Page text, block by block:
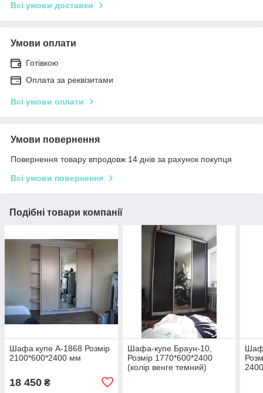
Всі умови доставки
Умови оплати
Готівкою
Оплата за реквізитами
Всі умови оплати
Умови повернення
Повернення товару впродовж 14 днів за рахунок покупця
Всі умови повернення
Подібні товари компанії
Шафа купе А-1868 Розмір
2100*600*2400 мм
18 450 ₴
Шафа-купе Браун-10,
Розмір 1770*600*2400
(колір венге темний)